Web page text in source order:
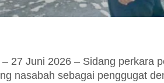
27 Juni 2026 – Sidang perkara
nasabah sebagai penggugat